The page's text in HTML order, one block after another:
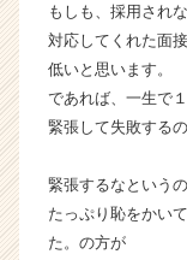
もしも、採用され
対応してくれた面
低いと思います。
であれば、一生で
緊張して失敗する
緊張するなという
たっぷり恥をかい
た。の方が